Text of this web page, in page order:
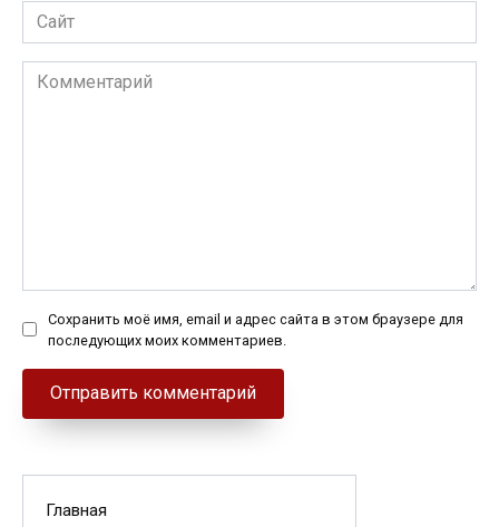
Сайт
Комментарий
Сохранить моё имя, email и адрес сайта в этом браузере для
последующих моих комментариев.
Главная